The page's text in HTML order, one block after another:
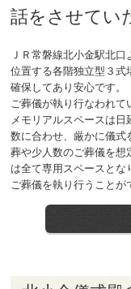
話をさせてい
ＪＲ常磐線北小金駅北
位置する各階独立型３式
確保してあり安心です。
ご葬儀が執り行なわれ
メモリアルスペースは
数に合わせ、厳かに儀式
葬や少人数のご葬儀を想
は全て専用スペースと
ご葬儀を執り行うことが